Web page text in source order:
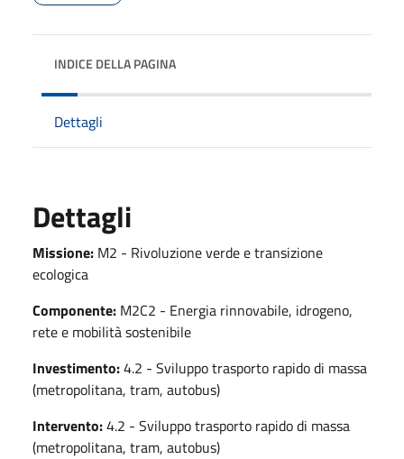
INDICE DELLA PAGINA
Dettagli
Dettagli
Missione: M2 - Rivoluzione verde e transizione
ecologica
Componente: M2C2 - Energia rinnovabile, idrogeno,
rete e mobilità sostenibile
Investimento:4.2 - Sviluppo trasporto rapido di massa
(metropolitana, tram, autobus)
Intervento:4.2 - Sviluppo trasporto rapido di massa
(metropolitana, tram, autobus)